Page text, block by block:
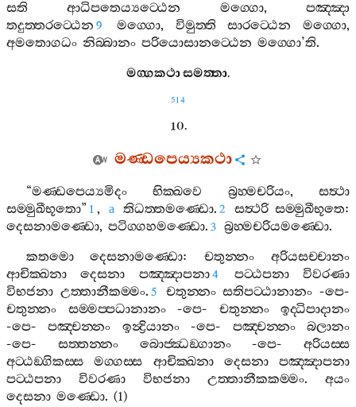
සති
ආධිපතෙය්‍යට‍්ඨෙන මග‍්ගො,පඤ‍්ඤා
තදුත‍්තරට‍්ඨෙන 9 මග‍්ගො, විමුත‍්ති සාරට‍්ඨෙන මග‍්ගො,
අමතොගධං නිබ‍්බානං පරියොසානට‍්ඨෙන මග‍්ගො’ති.
මග‍්ගකථාසමත‍්තා.
514
10.
මණ‍්ඩපෙය්‍යකථා
“මණ‍්ඩපෙය්‍යමිදං භික‍්ඛවෙ බ්‍රහ‍්මචරියං,සත්‍ථා
සම‍්මුඛීභූතො” 1 , a තිධත‍්තමණ‍්ඩො. 2 සත්‍ථරි සම‍්මුඛීභූතෙ:
දෙසනාමණ‍්ඩො, පටිග‍්ගහමණ‍්ඩො. 3 බ්‍රහ‍්මචරියමණ‍්ඩො.
කතමො
දෙසනාමණ‍්ඩො:චතුන‍්නං
අරියසච‍්චානං
ආචික‍්ඛනා
දෙසනා පඤ‍්ඤාපනා 4 පට‍්ඨපනා
විවරණා
විභජනා උත‍්තානීකම‍්මං. 5 චතුන‍්නං සතිපට‍්ඨානානං -පෙ-
චතුන‍්නං
සම‍්මප‍්පධානානං-පෙ- චතුන‍්නං
ඉද‍්ධිපාදානං
-පෙ-පඤ‍්චන‍්නං ඉන්‍ද්‍රියානං-පෙ- පඤ‍්චන‍්නං
බලානං
-පෙ- සත‍්තන‍්නං බොජ‍්ඣඞ‍්ගානං-පෙ- අරියස‍්ස
අට‍්ඨඞ‍්ගිකස‍්ස
මග‍්ගස‍්ස ආචික‍්ඛනා දෙසනා
පඤ‍්ඤාපනා
පට‍්ඨපනා
විවරණා විභජනා උත‍්තානීකකම‍්මං. අයං
දෙසනා මණ‍්ඩො. (1)